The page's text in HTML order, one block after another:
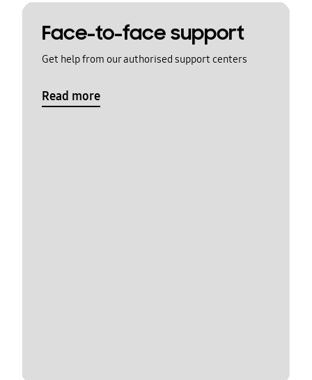
Face-to-face support
Get help from our authorised support centers
Read more